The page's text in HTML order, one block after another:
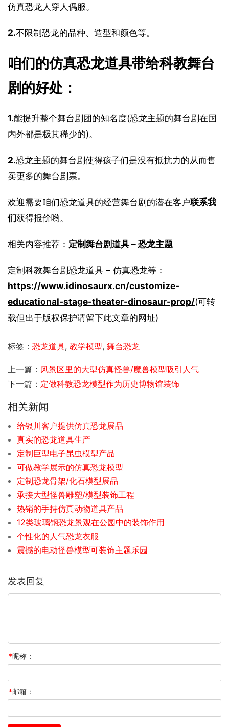
仿真恐龙人穿人偶服。
2.不限制恐龙的品种、造型和颜色等。
咱们的仿真恐龙道具带给科教舞台
剧的好处：
1.能提升整个舞台剧团的知名度(恐龙主题的舞台剧在国
内外都是极其稀少的)。
2.恐龙主题的舞台剧使得孩子们是没有抵抗力的从而售
卖更多的舞台剧票。
欢迎需要咱们恐龙道具的经营舞台剧的潜在客户联系我
们获得报价哟。
相关内容推荐： 定制舞台剧道具 – 恐龙主题
定制科教舞台剧恐龙道具 – 仿真恐龙等：
https://www.idinosaurx.cn/customize-
educational-stage-theater-dinosaur-prop/(可转
载但出于版权保护请留下此文章的网址)
标签： 恐龙道具, 教学模型, 舞台恐龙
上一篇： 风景区里的大型仿真怪兽/魔兽模型吸引人气
下一篇： 定做科教恐龙模型作为历史博物馆装饰
相关新闻
给银川客户提供仿真恐龙展品
真实的恐龙道具生产
定制巨型电子昆虫模型产品
可做教学展示的仿真恐龙模型
定制恐龙骨架/化石模型展品
承接大型怪兽雕塑/模型装饰工程
热销的手持仿真动物道具产品
12类玻璃钢恐龙景观在公园中的装饰作用
个性化的人气恐龙衣服
震撼的电动怪兽模型可装饰主题乐园
发表回复
*昵称：
*邮箱：